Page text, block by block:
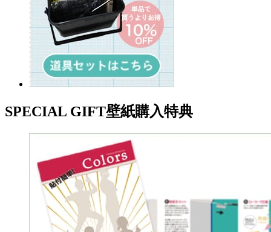
SPECIAL GIFT壁紙購入特典